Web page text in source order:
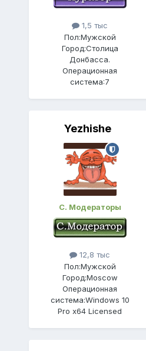
1,5 тыс
Пол:Мужской
Город:Столица
Донбасса.
Операционная
система:7
Yezhishe
С. Модераторы
12,8 тыс
Пол:Мужской
Город:Moscow
Операционная
система:Windows 10
Pro x64 Licensed